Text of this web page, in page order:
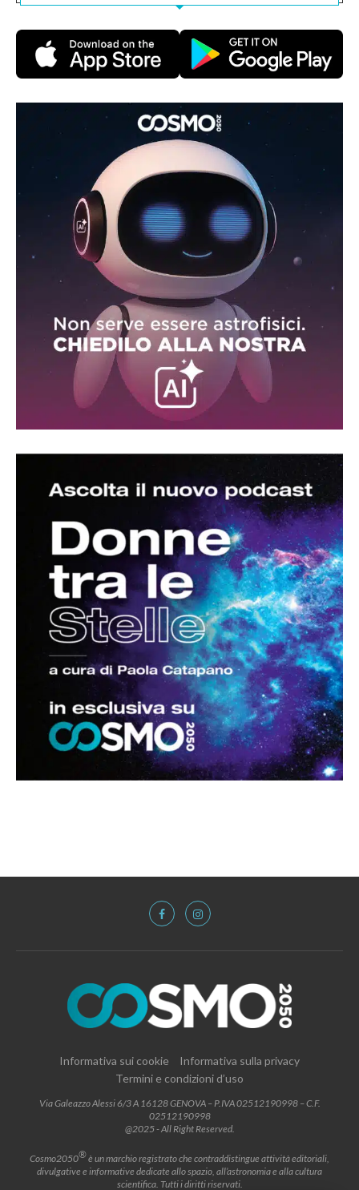
Informativa sui cookie
Informativa sulla privacy
Termini e condizioni d’uso
Via Galeazzo Alessi 6/3 A 16128 GENOVA – P.IVA 02512190998 – C.F.
02512190998
@2025 - All Right Reserved.
Cosmo2050®è un marchio registrato che contraddistingue attività editoriali,
divulgative e informative dedicate allo spazio, all’astronomia e alla cultura
scientifica. Tutti i diritti riservati.